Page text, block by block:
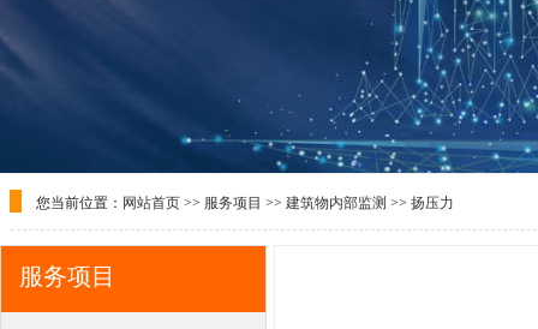
您当前位置： 网站首页 >> 服务项目 >> 建筑物内部监测 >> 扬压力
服务项目